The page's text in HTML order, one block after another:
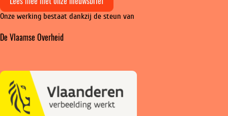
naar
Instagram
naar
Facebook
naar
LinkedIn
Onze werking bestaat dankzij de steun van
De Vlaamse Overheid